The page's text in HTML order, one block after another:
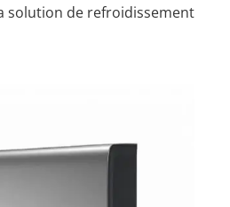
solution de refroidissement